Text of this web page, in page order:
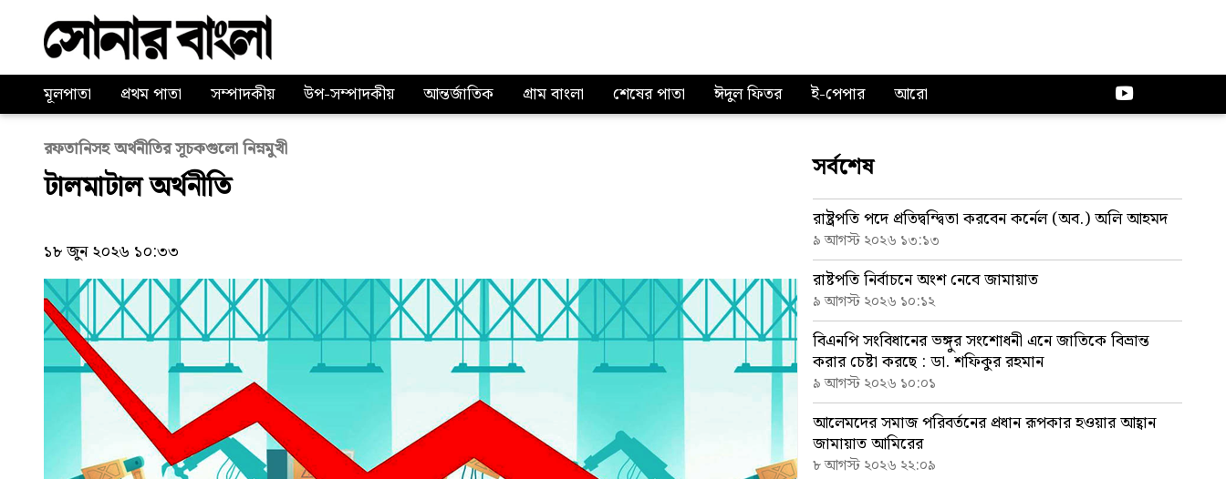
মূলপাতা প্রথম পাতা সম্পাদকীয় উপ-সম্পাদকীয় আন্তর্জাতিক গ্রাম বাংলা শেষের পাতা ঈদুল ফিতর ই-পেপার আরো
রফতানিসহ অর্থনীতির সূচকগুলো নিম্নমুখী
টালমাটাল অর্থনীতি
১৮ জুন ২০২৬ ১০:৩৩
সর্বশেষ
রাষ্ট্রপতি পদে প্রতিদ্বন্দ্বিতা করবেন কর্নেল (অব.) অলি আহমদ
৯ আগস্ট ২০২৬ ১৩:১৩
রাষ্টপতি নির্বাচনে অংশ নেবে জামায়াত
৯ আগস্ট ২০২৬ ১০:১২
বিএনপি সংবিধানের ভঙ্গুর সংশোধনী এনে জাতিকে বিভ্রান্ত
করার চেষ্টা করছে : ডা. শফিকুর রহমান
৯ আগস্ট ২০২৬ ১০:০১
আলেমদের সমাজ পরিবর্তনের প্রধান রূপকার হওয়ার আহ্বান
জামায়াত আমিরের
৮ আগস্ট ২০২৬ ২২:০৯